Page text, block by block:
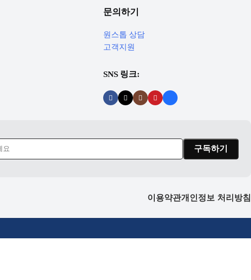
문의하기
원스톱 상담
고객지원
SNS 링크:
이용약관개인정보 처리방침